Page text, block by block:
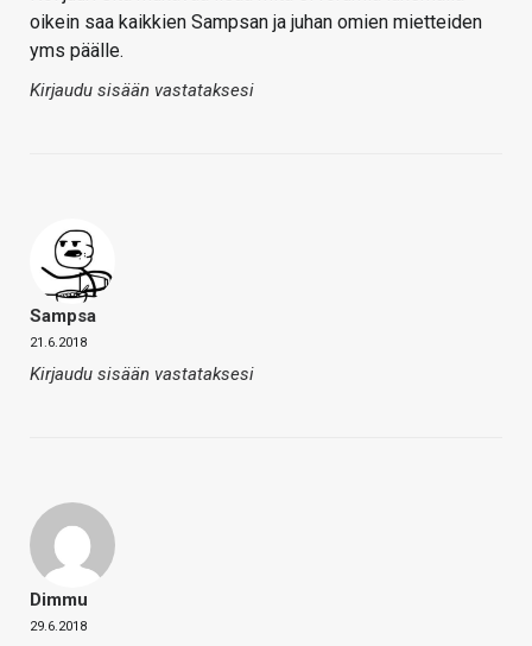
oikein saa kaikkien Sampsan ja juhan omien mietteiden
yms päälle.
Kirjaudu sisään vastataksesi
Sampsa
21.6.2018
Kirjaudu sisään vastataksesi
Dimmu
29.6.2018